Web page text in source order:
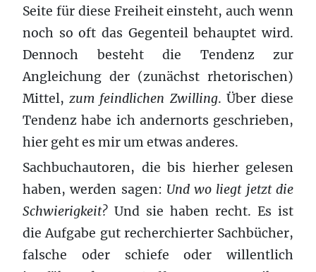
Seite für diese Freiheit einsteht, auch wenn
noch so oft das Gegenteil behauptet wird.
Dennoch besteht die Tendenz zur
Angleichung der (zunächst rhetorischen)
Mittel,zum feindlichen Zwilling. Über diese
Tendenz habe ich andernorts geschrieben,
hier geht es mir um etwas anderes.
Sachbuchautoren, die bis hierher gelesen
haben, werden sagen: Und wo liegt jetzt die
Schwierigkeit? Und sie haben recht. Es ist
die Aufgabe gut recherchierter Sachbücher,
falsche oder schiefe oder willentlich